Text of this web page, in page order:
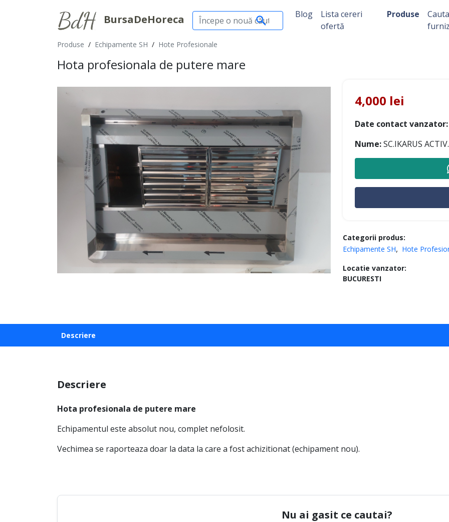
BursaDeHoreca Blog
Lista cereri
ofertă
Produse
Produse / Echipamente SH / Hote Profesionale
Hota profesionala de putere mare
Categorii produs:
Echipamente SH
Hote
Locatie vanzator:
BUCURESTI
4,000 lei
Date contact vanzator:
Nume:SC.IKARUS
Descriere
Descriere
Hota profesionala de putere mare
Echipamentul este absolut nou, complet nefolosit.
Vechimea se raporteaza doar la data la care a fost achizitionat (echipament nou).
Nu ai gasit ce cautai?